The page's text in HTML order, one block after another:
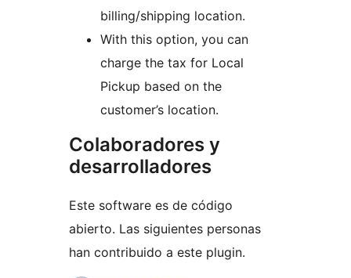
billing/shipping location.
With this option, you can
charge the tax for Local
Pickup based on the
customer’s location.
Colaboradores y
desarrolladores
Este software es de código
abierto. Las siguientes personas
han contribuido a este plugin.